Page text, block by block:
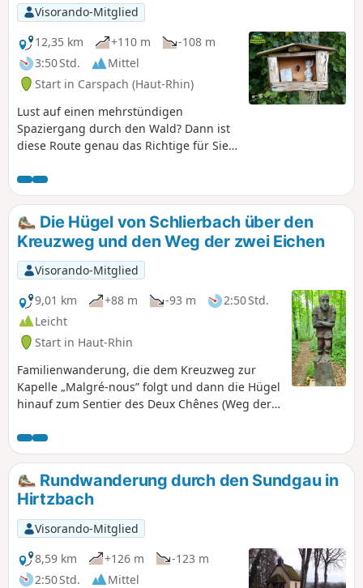
Visorando-Mitglied
12,35 km
+110 m
-108 m
3:50 Std.
Mittel
Start in Carspach (Haut-Rhin)
Lust auf einen mehrstündigen
Spaziergang durch den Wald? Dann ist
diese Route genau das Richtige für Sie.
bereitet, können Sie dennoch einige
„Geheimnisse“ dieses Teils des
Sundgaus entdecken und die Zeit im
Freien in vollen Zügen genießen.
Die Hügel von Schlierbach über den
Kreuzweg und den Weg der zwei Eichen
Visorando-Mitglied
9,01 km
+88 m -93 m
2:50 Std.
Leicht
Start in Haut-Rhin
Familienwanderung, die dem Kreuzweg zur
Kapelle „Malgré-nous” folgt und dann die Hügel
hinauf zum Sentier des Deux Chênes (Weg der
geschmückt und mit Lehrtafeln gesäumt ist.
Rundwanderung durch den Sundgau in
Hirtzbach
Visorando-Mitglied
8,59 km
+126 m
-123 m
2:50 Std.
Mittel